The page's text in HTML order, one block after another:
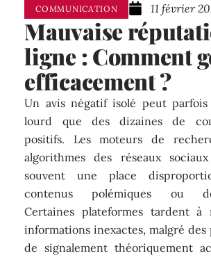
COMMUNICATION 11 février
Mauvaise
ligne : Comment
efficacement ?
Un avis négatif isolé peut
lourd que des dizaines de
positifs. Les moteurs de
algorithmes des réseaux
souvent une place
contenus polémiques ou
Certaines plateformes tardent
informations inexactes, malgré des
de signalement théoriquement